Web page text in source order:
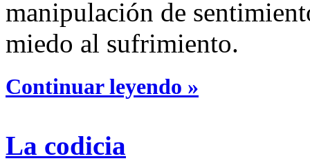
manipulación de
miedo al sufrimiento.
Continuar leyendo »
La codicia